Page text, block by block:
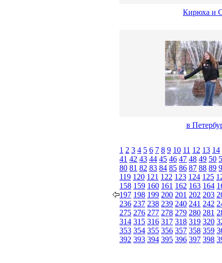
Кирюха и
в
1 2 3 4 5 6 7 8 9 10 11 12 13 14
41 42 43 44 45 46 47 48 49 50
80 81 82 83 84 85 86 87 88 89
119 120 121 122 123 124 125
158 159 160 161 162 163 164
197 198 199 200 201 202 203
236 237 238 239 240 241 242
275 276 277 278 279 280 281
314 315 316 317 318 319 320
353 354 355 356 357 358 359
392 393 394 395 396 397 398